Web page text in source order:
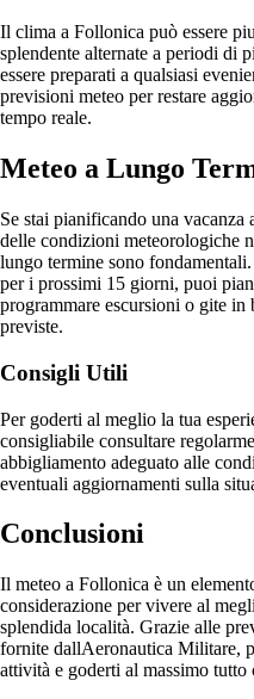
Il clima a Follonica può essere
splendente alternate a periodi di
essere preparati a qualsiasi
previsioni meteo per restare
tempo reale.
Meteo a Lungo
Se stai pianificando una
delle condizioni meteorologiche
lungo termine sono
per i prossimi 15 giorni, puoi
programmare escursioni o gite
previste.
Consigli Utili
Per goderti al meglio la tua
consigliabile consultare
abbigliamento adeguato alle
eventuali aggiornamenti sulla
Conclusioni
Il meteo a Follonica è un
considerazione per vivere al
splendida località. Grazie alle
fornite dallAeronautica Militare,
attività e goderti al massimo